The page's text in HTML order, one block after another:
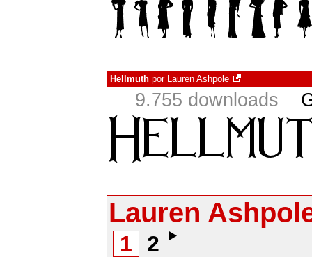
Hellmuth por Lauren Ashpole
9.755 downloads
Lauren
1 2